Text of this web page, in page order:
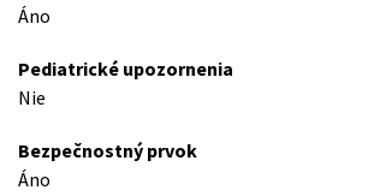
Áno
Pediatrické upozornenia
Nie
Bezpečnostný prvok
Áno